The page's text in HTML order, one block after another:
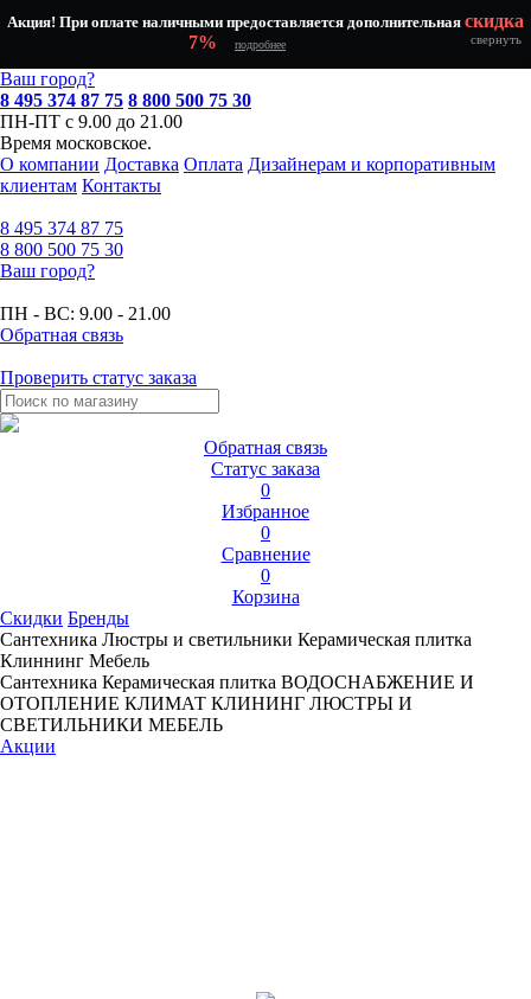
Акция! При оплате наличными предоставляется дополнительная скидка
7%
подробнее свернуть
Ваш город?
8 495 374 87 75 8 800 500 75 30
ПН-ПТ с 9.00 до 21.00
Время московское.
О компании Доставка Оплата Дизайнерам и корпоративным
клиентам Контакты
8 495 374 87 75
8 800 500 75 30
Ваш город?
ПН - ВС: 9.00 - 21.00
Обратная связь
Проверить статус заказа
Обратная связь
Статус заказа
0
Избранное
0
Сравнение
0
Корзина
Скидки Бренды
Сантехника Люстры и светильники Керамическая плитка
Клиннинг Мебель
Сантехника Керамическая плитка ВОДОСНАБЖЕНИЕ И
ОТОПЛЕНИЕ КЛИМАТ КЛИНИНГ ЛЮСТРЫ И
СВЕТИЛЬНИКИ МЕБЕЛЬ
Акции